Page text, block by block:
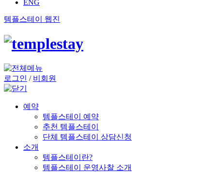
ENG
템플스테이 웹진
로그인 / 비회원
예약
템플스테이 예약
추천 템플스테이
단체 템플스테이 상담신청
소개
템플스테이란?
템플스테이 운영사찰 소개